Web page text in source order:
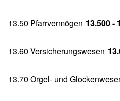
13.50 Pfarrvermögen 13.500 -
13.60 Versicherungswesen
13.70 Orgel- und